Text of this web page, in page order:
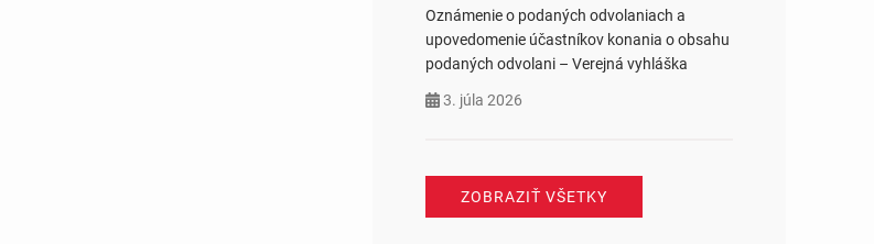
Oznámenie o podaných odvolaniach a
upovedomenie účastníkov konania o obsahu
podaných odvolani – Verejná vyhláška
3. júla 2026
ZOBRAZIŤ VŠETKY